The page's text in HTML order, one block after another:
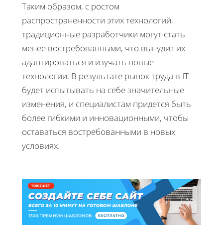
Таким образом, с ростом
распространенности этих технологий,
традиционные разработчики могут стать
менее востребованными, что вынудит их
адаптироваться и изучать новые
технологии. В результате рынок труда в IT
будет испытывать на себе значительные
изменения, и специалистам придется быть
более гибкими и инновационными, чтобы
оставаться востребованными в новых
условиях.